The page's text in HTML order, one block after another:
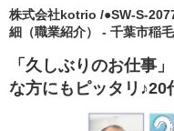
株式会社kotrio /●SW-S-
細（職業紹介） - 千葉市稲
「久しぶりのお仕事
な方にもピッタリ♪20